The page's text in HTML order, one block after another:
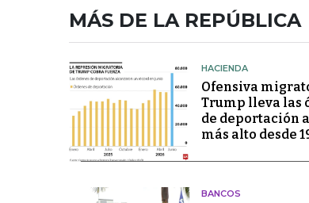
MÁS DE LA REPÚBLICA
HACIENDA
Ofensiva
Trump lleva las
de deportación
más alto desde
BANCOS